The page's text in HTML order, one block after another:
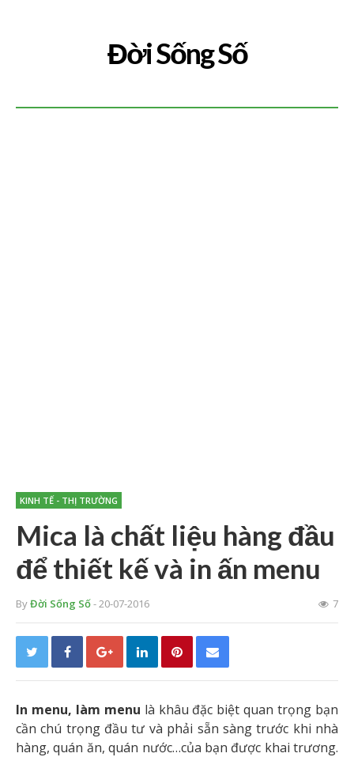
Đời Sống Số
KINH TẾ - THỊ TRƯỜNG
Mica là chất liệu hàng đầu
để thiết kế và in ấn menu
ByĐời Sống Số- 20-07-2016 7
In menu, làm menu là khâu đặc biệt quan trọng bạn
cần chú trọng đầu tư và phải sẵn sàng trước khi nhà
hàng, quán ăn, quán nước…của bạn được khai trương.